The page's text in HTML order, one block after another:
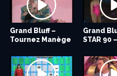
Grand Bluff –
Tournez Manège
Grand
STAR 90 –
Grand Bluff –
Micro Trottoir 3
Grand
Micro